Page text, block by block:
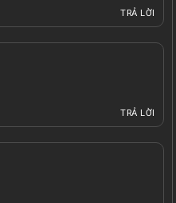
TRẢ LỜI
TRẢ LỜI